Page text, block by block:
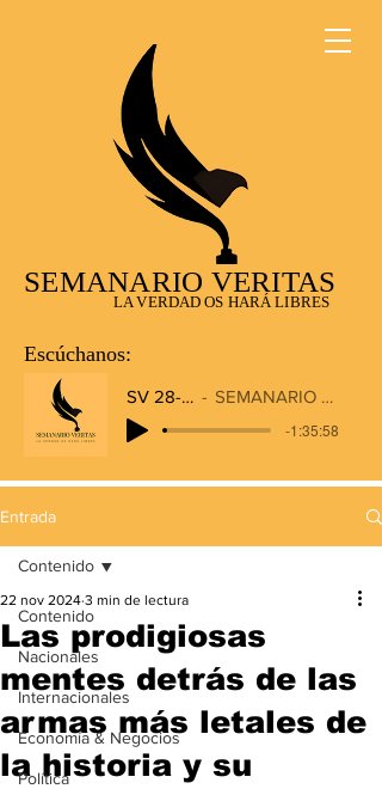
SEMANARIO VERITAS
LA VERDAD OS HARÁ LIBRES
Escúchanos:
SV 28-12-2025
SEMANARIO VERITAS RADIO
-1:35:58
Entrada
Contenido
Nacionales
Internacionales
Economía & Negocios
Política
Contenido
Las prodigiosas
mentes detrás de las
armas más letales de
la historia y su
22 nov 2024 3 min de lectura